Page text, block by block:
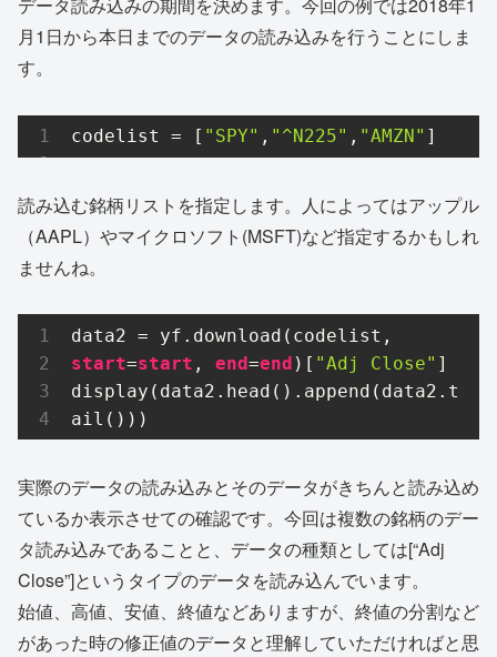
データ読み込みの期間を決めます。今回の例では2018年1
月1日から本日までのデータの読み込みを行うことにしま
す。
codelist = [ "SPY" , "^N225" , "AMZN" ]
読み込む銘柄リストを指定します。人によってはアップル
（AAPL）やマイクロソフト(MSFT)など指定するかもしれ
ませんね。
start=start , end=end )[ "Adj Close" ]
display(data2.head().append(data2.t
ail()))
実際のデータの読み込みとそのデータがきちんと読み込め
ているか表示させての確認です。今回は複数の銘柄のデー
タ読み込みであることと、データの種類としては[“Adj
Close”]というタイプのデータを読み込んでいます。
始値、高値、安値、終値などありますが、終値の分割など
があった時の修正値のデータと理解していただければと思